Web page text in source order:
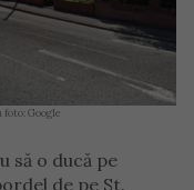
foto: Google
să o ducă pe
de pe St.